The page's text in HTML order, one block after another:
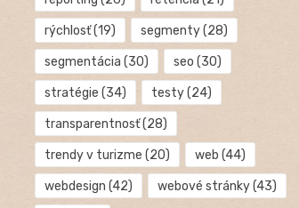
rýchlosť(19) segmenty(28)
segmentácia (30) seo (30)
stratégie (34) testy(24)
transparentnosť(28)
trendy v turizme (20) web (44)
webdesign (42) webové stránky(43)